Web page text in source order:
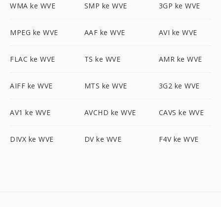
WMA ke WVE SMP ke WVE 3GP ke WVE
MPEG ke WVE AAF ke WVE AVI ke WVE
FLAC ke WVE TS ke WVE AMR ke WVE
AIFF ke WVE MTS ke WVE 3G2 ke WVE
AV1 ke WVE AVCHD ke WVE CAVS ke WVE
DIVX ke WVE DV ke WVE F4V ke WVE